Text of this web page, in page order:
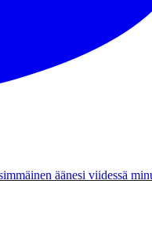
äänesi viidessä